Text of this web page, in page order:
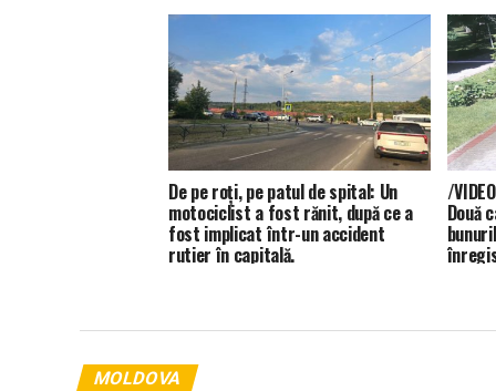
De pe roți, pe patul de spital: Un
motociclist a fost rănit, după ce a
fost implicat într-un accident
rutier în capitală.
/
Două
MOLDOVA